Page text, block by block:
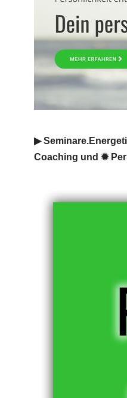
▶︎
Coaching und ✹